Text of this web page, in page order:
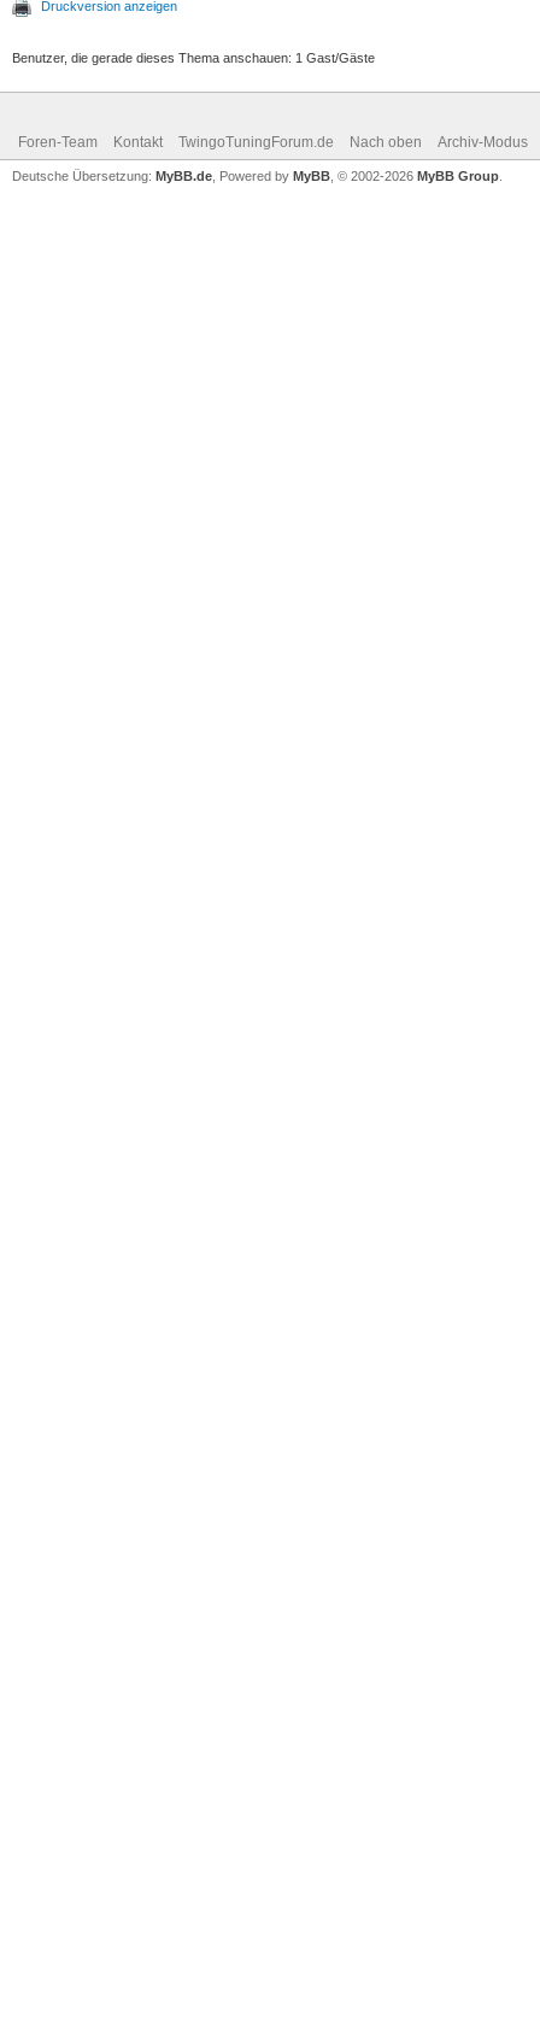
Druckversion anzeigen
Benutzer, die gerade dieses Thema anschauen: 1 Gast/Gäste
Foren-Team Kontakt TwingoTuningForum.de Nach oben Archiv-Modus
Deutsche Übersetzung: MyBB.de , Powered by MyBB , © 2002-2026 MyBB Group